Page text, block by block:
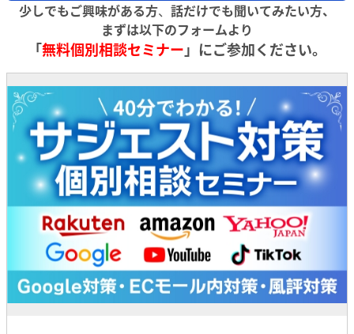
少しでもご興味がある方、 話だけでも聞いてみたい方、
まずは以下のフォームより
「無料個別相談セミナー」にご参加ください。